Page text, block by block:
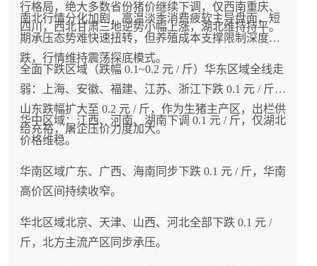
行格局，绝大多数省份猪价继续下调，仅西南重庆、
四川，西北甘肃三地逆势小幅上涨，湖北维持持平。
南北行情分化加剧，高温淡季消费疲软主导盘面，短
期承压态势难快速扭转，但养殖成本支撑限制深度下
跌，行情维持震荡探底模式。
全面下跌区域（跌幅 0.1~0.2 元 / 斤）华东区域全线走
弱：上海、安徽、福建、江苏、浙江下跌 0.1 元 / 斤；
山东跌幅扩大至 0.2 元 / 斤，作为生猪主产区，出栏供
给充裕，屠企压价力度加大。
华中区域：江西、河南、湖南下调 0.1 元 / 斤，仅湖北
价格维稳。
华南区域广东、广西、海南同步下跌 0.1 元 / 斤，华南
高价区间持续收窄。
华北区域北京、天津、山西、河北全部下跌 0.1 元 /
斤，北方主流产区同步承压。